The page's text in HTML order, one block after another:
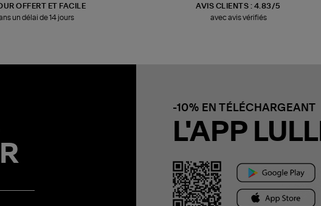
OFFERT ET FACILE
un délai de 14 jours
AVIS CLIENTS : 4.83/5
avec avis vérifiés
-10% EN TÉLÉCHARGEANT
L'APP LULLI